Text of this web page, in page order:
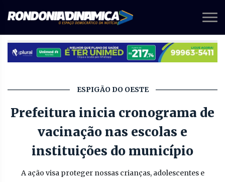
ESPIGÃO DO OESTE
Prefeitura inicia cronograma de
vacinação nas escolas e
instituições do município
A ação visa proteger nossas crianças, adolescentes e